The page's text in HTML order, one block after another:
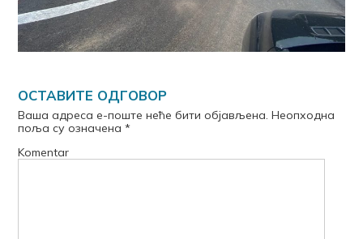
ОСТАВИТЕ ОДГОВОР
Ваша адреса е-поште неће бити објављена. Неопходна
поља су означена*
Komentar